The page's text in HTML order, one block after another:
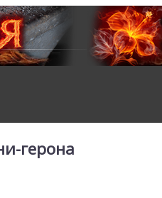
герона